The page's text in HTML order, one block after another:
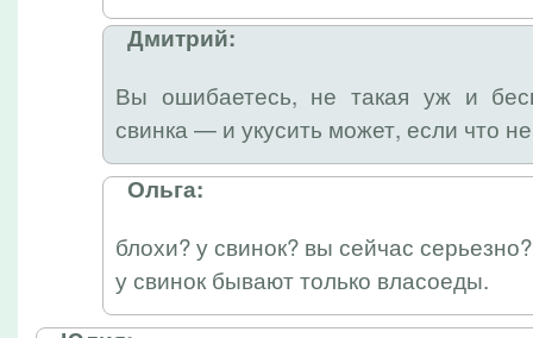
Дмитрий:
Вы ошибаетесь, не такая уж и
свинка — и укусить может, если что
Ольга:
блохи? у свинок? вы сейчас
у свинок бывают только власоеды.